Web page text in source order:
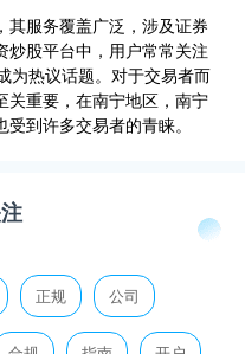
其服务覆盖广泛，涉及证券
炒股平台中，用户常常关注
为热议话题。对于交易者而
关重要，在南宁地区，南宁
到许多交易者的青睐。
正规 公司